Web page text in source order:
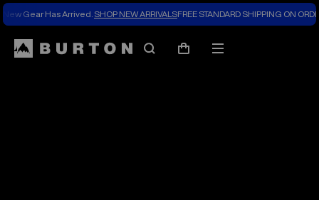
New Gear Has Arrived. SHOP NEW ARRIVALSFREE STANDARD SHIPPING ON
SearchCart
Mobile